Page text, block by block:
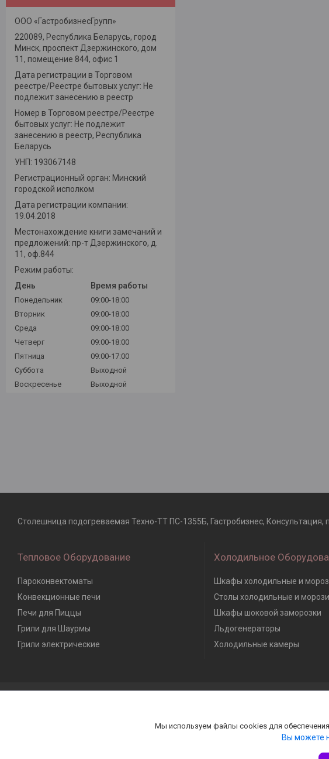
ООО «ГастробизнесГрупп»
220089, Республика Беларусь, город
Минск, проспект Дзержинского, дом
11, помещение 844, офис 1
Дата регистрации в Торговом
реестре/Реестре бытовых услуг: Не
подлежит занесению в реестр
Номер в Торговом реестре/Реестре
бытовых услуг: Не подлежит
занесению в реестр, Республика
Беларусь
УНП: 193067148
Регистрационный орган: Минский
городской исполком
Дата регистрации компании:
19.04.2018
Местонахождение книги замечаний и
предложений: пр-т Дзержинского, д.
11, оф.844
Режим работы:
День
Время работы
Понедельник
09:00-18:00
Вторник
09:00-18:00
Среда
09:00-18:00
Четверг
09:00-18:00
Пятница
09:00-17:00
Суббота
Выходной
Воскресенье
Выходной
Столешница подогреваемая Техно-ТТ ПС-1355Б, Гастробизнес,
Тепловое Оборудование
Пароконвектоматы
Конвекционные печи
Печи для Пиццы
Грили для Шаурмы
Грили электрические
Холодильное
Шкафы холодильные и
Столы холодильные и
Шкафы шоковой заморозки
Льдогенераторы
Холодильные камеры
Мы используем файлы cookies для
Вы можете